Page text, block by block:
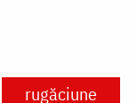
rugăciune